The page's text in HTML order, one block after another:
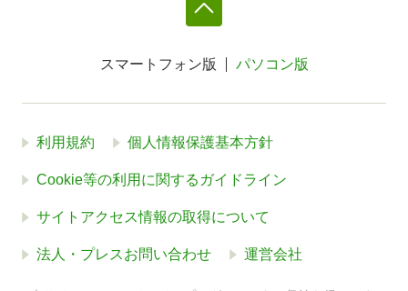
スマートフォン版 パソコン版
利用規約 個人情報保護基本方針
Cookie等の利用に関するガイドライン
サイトアクセス情報の取得について
法人・プレスお問い合わせ 運営会社